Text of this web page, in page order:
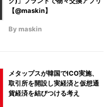
【@maskin】
By maskin
メタップスが韓国でICO実施、
取引所を開設し実経済と仮想通
貨経済を結びつける考え